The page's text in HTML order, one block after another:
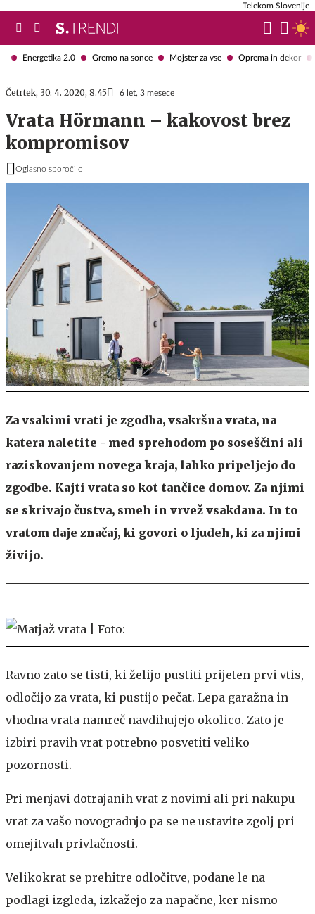
Energetika 2.0 Gremo na sonce Mojster za vse Oprema in dekor
Telekom Slovenije
Četrtek, 30. 4. 2020, 8.45 6 let, 3 mesece
Vrata Hörmann – kakovost brez
kompromisov
Oglasno sporočilo
Za vsakimi vrati je zgodba, vsakršna vrata, na
katera naletite - med sprehodom po soseščini ali
raziskovanjem novega kraja, lahko pripeljejo do
zgodbe. Kajti vrata so kot tančice domov. Za njimi
se skrivajo čustva, smeh in vrvež vsakdana. In to
vratom daje značaj, ki govori o ljudeh, ki za njimi
živijo.
Ravno zato se tisti, ki želijo pustiti prijeten prvi vtis,
odločijo za vrata, ki pustijo pečat. Lepa garažna in
vhodna vrata namreč navdihujejo okolico. Zato je
izbiri pravih vrat potrebno posvetiti veliko
pozornosti.
Pri menjavi dotrajanih vrat z novimi ali pri nakupu
vrat za vašo novogradnjo pa se ne ustavite zgolj pri
omejitvah privlačnosti.
Velikokrat se prehitre odločitve, podane le na
podlagi izgleda, izkažejo za napačne, ker nismo